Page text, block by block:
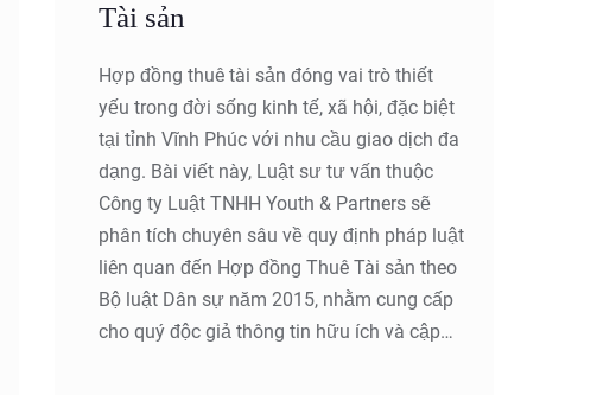
Tài sản
Hợp đồng thuê tài sản đóng vai trò thiết
yếu trong đời sống kinh tế, xã hội, đặc biệt
tại tỉnh Vĩnh Phúc với nhu cầu giao dịch đa
dạng. Bài viết này, Luật sư tư vấn thuộc
Công ty Luật TNHH Youth & Partners sẽ
phân tích chuyên sâu về quy định pháp luật
liên quan đến Hợp đồng Thuê Tài sản theo
Bộ luật Dân sự năm 2015, nhằm cung cấp
cho quý độc giả thông tin hữu ích và cập